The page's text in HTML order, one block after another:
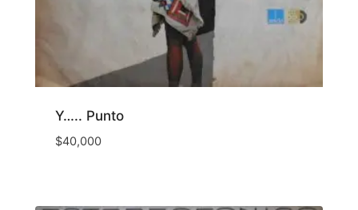
Y….. Punto
$40,000